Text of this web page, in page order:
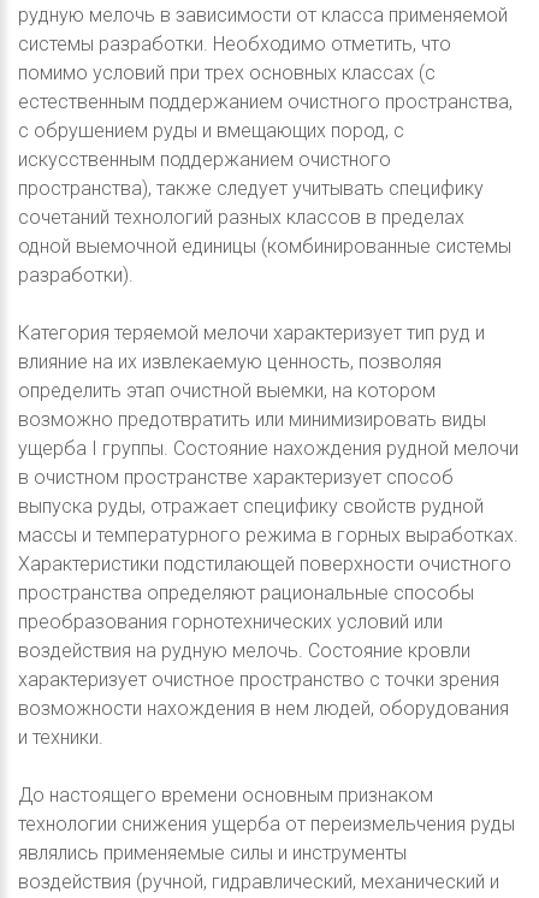
рудную мелочь в зависимости от класса применяемой
системы разработки. Необходимо отметить, что
помимо условий при трех основных классах (с
естественным поддержанием очистного пространства,
с обрушением руды и вмещающих пород, с
искусственным поддержанием очистного
пространства), также следует учитывать специфику
сочетаний технологий разных классов в пределах
одной выемочной единицы (комбинированные системы
разработки).
Категория теряемой мелочи характеризует тип руд и
влияние на их извлекаемую ценность, позволяя
определить этап очистной выемки, на котором
возможно предотвратить или минимизировать виды
ущерба I группы. Состояние нахождения рудной мелочи
в очистном пространстве характеризует способ
выпуска руды, отражает специфику свойств рудной
массы и температурного режима в горных выработках.
Характеристики подстилающей поверхности очистного
пространства определяют рациональные способы
преобразования горнотехнических условий или
воздействия на рудную мелочь. Состояние кровли
характеризует очистное пространство с точки зрения
возможности нахождения в нем людей, оборудования
и техники.
До настоящего времени основным признаком
технологии снижения ущерба от переизмельчения руды
являлись применяемые силы и инструменты
воздействия (ручной, гидравлический, механический и